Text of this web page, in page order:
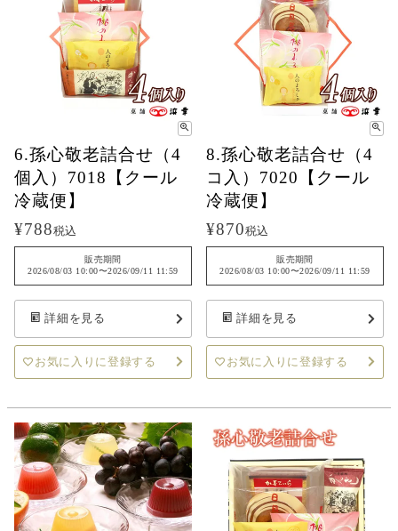
6.孫心敬老詰合せ（4
個入）7018【クール
冷蔵便】
¥788税込
販売期間
2026/08/03 10:00〜2026/09/11 11:59
詳細を見る
お気に入りに登録する
8.孫心敬老詰合せ（4
コ入）7020【クール
冷蔵便】
¥870税込
販売期間
2026/08/03 10:00〜2026/09/11 11:59
詳細を見る
お気に入りに登録する